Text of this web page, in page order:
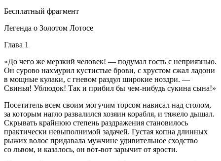
Бесплатный фрагмент
Легенда о Золотом Лотосе
Глава 1
«До чего же мерзкий человек! — подумал гость с неприязнью.
Он сурово нахмурил кустистые брови, с хрустом сжал ладони
в мощные кулаки, с гневом раздул широкие ноздри. —
Свинья! Ублюдок! Так и прибил бы чем-нибудь сукина сына!»
Посетитель всем своим могучим торсом нависал над столом,
за которым нагло развалился хозяин корабля, и тяжело дышал.
Скрывать крайнюю степень раздражения становилось
практически невыполнимой задачей. Густая копна длинных
рыжих волос придавала мужчине удивительное сходство
со львом, и казалось, он вот-вот зарычит от ярости.